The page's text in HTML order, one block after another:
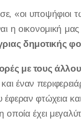
«οι
η οικονομική
δημοτικής
με τους
έναν
φτώχεια
οποία έχει